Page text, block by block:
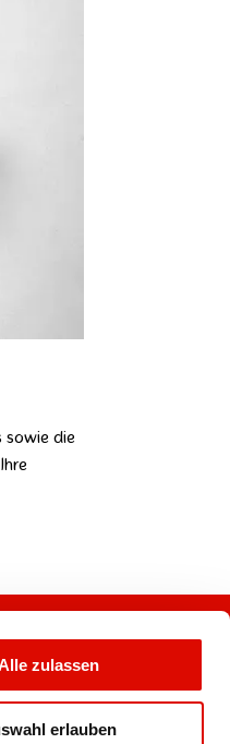
zulassen
erlauben
sowie die